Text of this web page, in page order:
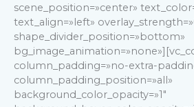
scene_position=»center»
text_align=»left»
shape_divider_position=»bottom»
column_padding=»no-extra-
column_padding_position=»all»
background_color_opacity=»1″